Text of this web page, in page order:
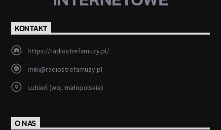
KONTAKT
https://radiostrefamuzy.pl/
miki@radiostrefamuzy.pl
Lubień (woj. małopolskie)
O NAS